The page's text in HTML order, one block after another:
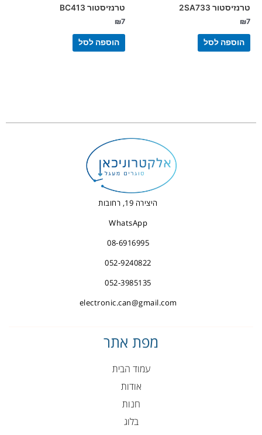
טרנזיסטור 2SA733
₪7
הוספה לסל
טרנזיסטור BC413
₪7
הוספה לסל
היצירה 19, רחובות
WhatsApp
08-6916995
052-9240822
052-3985135
electronic.can@gmail.com
מפת אתר
עמוד הבית
אודות
חנות
בלוג